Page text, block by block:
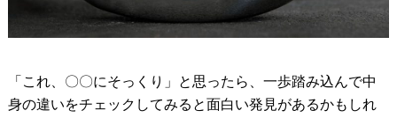
「これ、〇〇にそっくり」と思ったら、一歩踏み込んで中
身の違いをチェックしてみると面白い発見があるかもしれ